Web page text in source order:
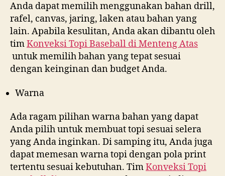
Anda dapat memilih menggunakan bahan drill,
rafel, canvas, jaring, laken atau bahan yang
lain. Apabila kesulitan, Anda akan dibantu oleh
timKonveksi Topi Baseball diMenteng Atas
untuk memilih bahan yang tepat sesuai
dengan keinginan dan budget Anda.
Warna
Ada ragam pilihan warna bahan yang dapat
Anda pilih untuk membuat topi sesuai selera
yang Anda inginkan. Di samping itu, Anda juga
dapat memesan warna topi dengan pola print
tertentu sesuai kebutuhan. TimKonveksi Topi